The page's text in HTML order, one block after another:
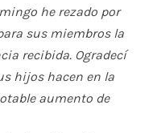
he rezado por
sus miembros la
recibida. Ogradecí
hijos hacen en la
aumento de